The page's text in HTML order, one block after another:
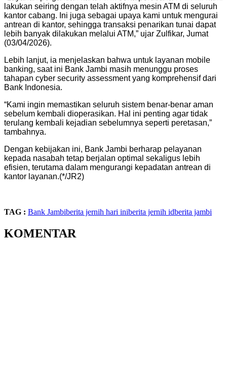
lakukan seiring dengan telah aktifnya mesin ATM di seluruh
kantor cabang. Ini juga sebagai upaya kami untuk mengurai
antrean di kantor, sehingga transaksi penarikan tunai dapat
lebih banyak dilakukan melalui ATM,” ujar Zulfikar, Jumat
(03/04/2026).
Lebih lanjut, ia menjelaskan bahwa untuk layanan mobile
banking, saat ini Bank Jambi masih menunggu proses
tahapan cyber security assessment yang komprehensif dari
Bank Indonesia.
“Kami ingin memastikan seluruh sistem benar-benar aman
sebelum kembali dioperasikan. Hal ini penting agar tidak
terulang kembali kejadian sebelumnya seperti peretasan,”
tambahnya.
Dengan kebijakan ini, Bank Jambi berharap pelayanan
kepada nasabah tetap berjalan optimal sekaligus lebih
efisien, terutama dalam mengurangi kepadatan antrean di
kantor layanan.(*/JR2)
TAG : Bank Jambiberita jernih hari iniberita jernih idberita jambi
KOMENTAR